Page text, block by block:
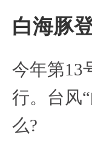
白海豚
今年第13
行。台风
么?